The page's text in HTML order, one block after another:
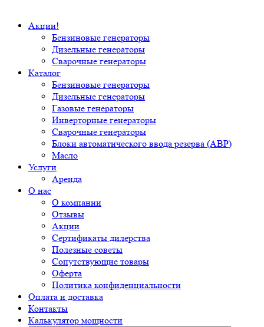
Акции!
Бензиновые генераторы
Дизельные генераторы
Сварочные генераторы
Каталог
Бензиновые генераторы
Дизельные генераторы
Газовые генераторы
Инверторные генераторы
Сварочные генераторы
Блоки автоматического ввода резерва (АВР)
Масло
Услуги
Аренда
О нас
О компании
Отзывы
Акции
Сертификаты дилерства
Полезные советы
Сопутствующие товары
Оферта
Политика конфиденциальности
Оплата и доставка
Контакты
Калькулятор мощности